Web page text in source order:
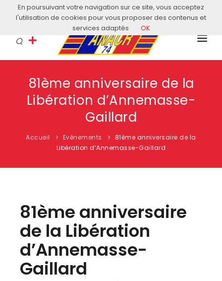
Courriel: contact@anacr74.fr
L’ANACR
EVÈNEMENTS
COMITÉS LOCAUX
HISTOIRE & EDUCATION
81ème anniversaire de la
Libération d’Annemasse-
Gaillard
Accueil Evènements
81ème anniversaire de la
Libération d’Annemasse-Gaillard
81ème anniversaire
de la Libération
d’Annemasse-
Gaillard
En poursuivant votre navigation sur ce site, vous acceptez
l'utilisation de cookies pour vous proposer des contenus et
services adaptés
OK